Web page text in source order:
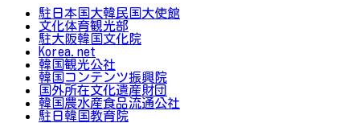
駐日本国大韓民国大使館
文化体育観光部
駐大阪韓国文化院
Korea.net
韓国観光公社
韓国コンテンツ振興院
国外所在文化遺産財団
韓国農水産食品流通公社
駐日韓国教育院